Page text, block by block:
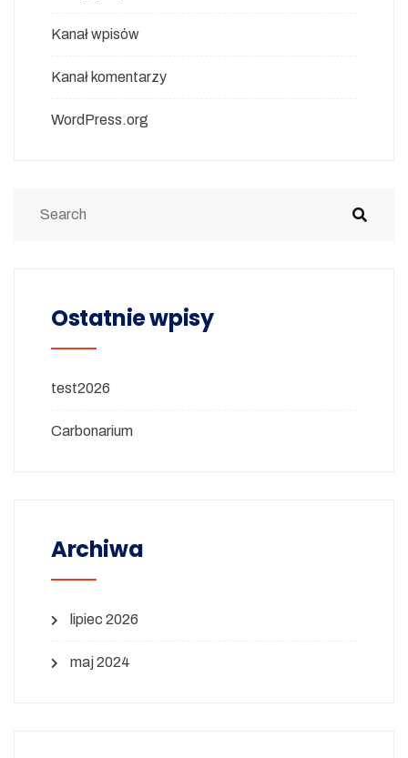
Kanał wpisów
Kanał komentarzy
WordPress.org
Ostatnie wpisy
test2026
Carbonarium
Archiwa
lipiec 2026
maj 2024